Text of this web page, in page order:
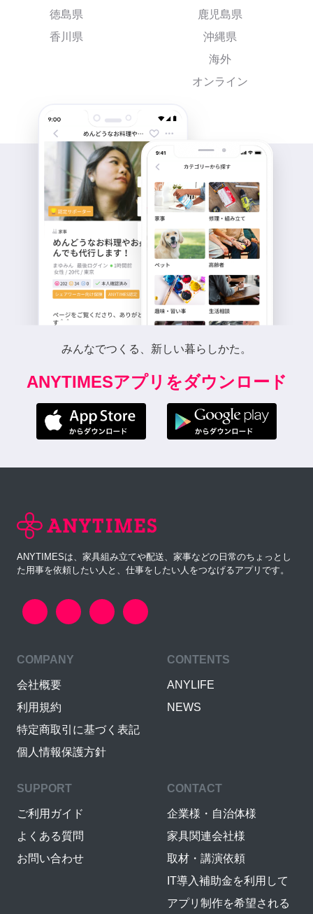
徳島県
香川県
鹿児島県
沖縄県
海外
オンライン
みんなでつくる、新しい暮らしかた。
ANYTIMESアプリをダウンロード
ANYTIMESは、家具組み立てや配送、家事などの日常のちょっとし
た用事を依頼したい人と、仕事をしたい人をつなげるアプリです。
COMPANY
会社概要
利用規約
特定商取引に基づく表記
個人情報保護方針
CONTENTS
ANYLIFE
NEWS
SUPPORT
ご利用ガイド
よくある質問
お問い合わせ
CONTACT
企業様・自治体様
家具関連会社様
取材・講演依頼
IT導入補助金を利用して
アプリ制作を希望される